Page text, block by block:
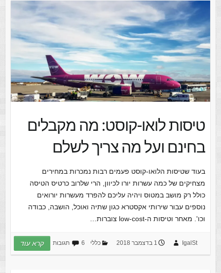
טיסות לואו-קוסט: מה מקבלים
בחינם ועל מה צריך לשלם
בעוד שטיסות הלואו-קוסט פעמים רבות נמכרות במחירים
מצחיקים של כמה עשרות יורו לכיוון, הרי שלרוב כרטיס הטיסה
כולל רק מושב במטוס ויהיה עליכם להפרד מעשרות יורואים
נוספים עבור שירותי אקסטרא כגון שתיה ואוכל, הושבה, כבודה
וכו'. מאחר וטיסות ה-low-cost צוברות…
IgalSt 1 בדצמבר 2018 כללי 6 תגובות קרא עוד